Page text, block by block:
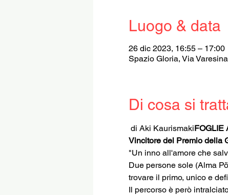
Luogo & data
26 dic 2023, 16:55 – 17:00
Spazio Gloria, Via
Di cosa si
di Aki KaurismakiFOGLIE
Vincitore del Premio della
"Un inno all'amore che
Due persone sole (Alma
trovare il primo, unico e
Il percorso è però